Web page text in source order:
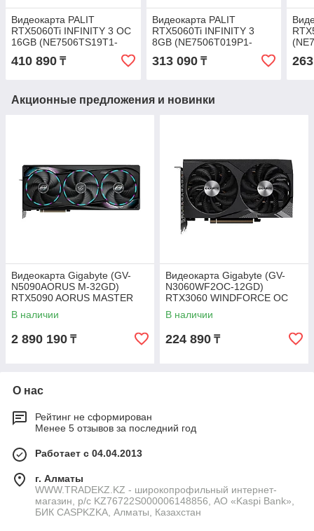
Видеокарта PALIT
RTX5060Ti INFINITY 3 OC
16GB (NE7506TS19T1-
410 890 ₸
Видеокарта PALIT
RTX5060Ti INFINITY 3
8GB (NE7506T019P1-
313 090₸
Акционные предложения и новинки
Видеокарта Gigabyte (GV-
N5090AORUS M-32GD)
RTX5090 AORUS MASTER
32G
В наличии
2 890 190 ₸
Видеокарта Gigabyte (GV-
N3060WF2OC-12GD)
RTX3060 WINDFORCE OC
12G
В наличии
224 890 ₸
О нас
Рейтинг не сформирован
Менее 5 отзывов за последний год
Работает с 04.04.2013
г. Алматы
WWW.TRADEKZ.KZ - широкопрофильный интернет-
магазин, р/с KZ76722S000006148856, АО «Kaspi Bank»,
БИК CASPKZKA, Алматы, Казахстан